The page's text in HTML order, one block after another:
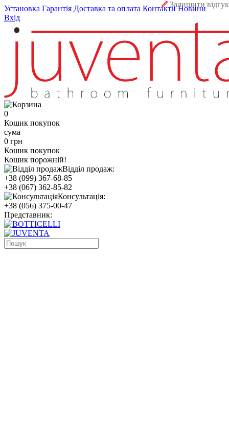
Установка Гарантія Доставка та оплата Контакти Новини
Вхід
0
Кошик покупок
сума
0 грн
Кошик покупок
Кошик порожній!
Відділ продаж:
+38 (099) 367-68-85
+38 (067) 362-85-82
Консультація:
+38 (056) 375-00-47
Представник:
Залишити відгук